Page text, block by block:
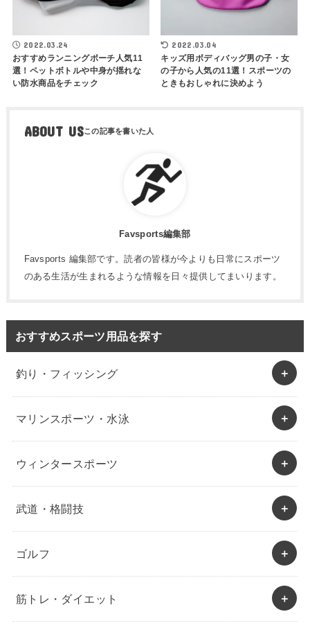
2022.03.24
おすすめランニングポーチ人気11
選！ペットボトルや中身が揺れな
い防水商品をチェック
2022.03.04
キッズ用ボディバッグ男の子・女
の子から人気の11選！スポーツの
ときもおしゃれに決めよう
ABOUT US
Favsports編集部
Favsports 編集部です。読者の皆様が今よりも日常にスポーツ
のある生活が生まれるような情報を日々提供してまいります。
おすすめスポーツ用品を探す
釣り・フィッシング
マリンスポーツ・水泳
ウィンタースポーツ
武道・格闘技
ゴルフ
筋トレ・ダイエット